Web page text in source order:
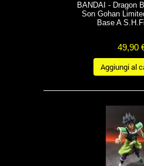
BANDAI - Dragon
Son Gohan
Base A
49,90
Aggiungi al